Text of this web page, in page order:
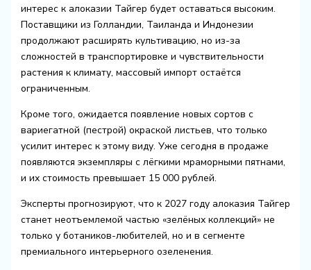
интерес к алоказии Тайгер будет оставаться высоким.
Поставщики из Голландии, Таиланда и Индонезии
продолжают расширять культивацию, но из-за
сложностей в транспортировке и чувствительности
растения к климату, массовый импорт остаётся
ограниченным.
Кроме того, ожидается появление новых сортов с
вариегатной (пестрой) окраской листьев, что только
усилит интерес к этому виду. Уже сегодня в продаже
появляются экземпляры с лёгкими мраморными пятнами,
и их стоимость превышает 15 000 рублей.
Эксперты прогнозируют, что к 2027 году алоказия Тайгер
станет неотъемлемой частью «зелёных коллекций» не
только у ботаников-любителей, но и в сегменте
премиального интерьерного озеленения.